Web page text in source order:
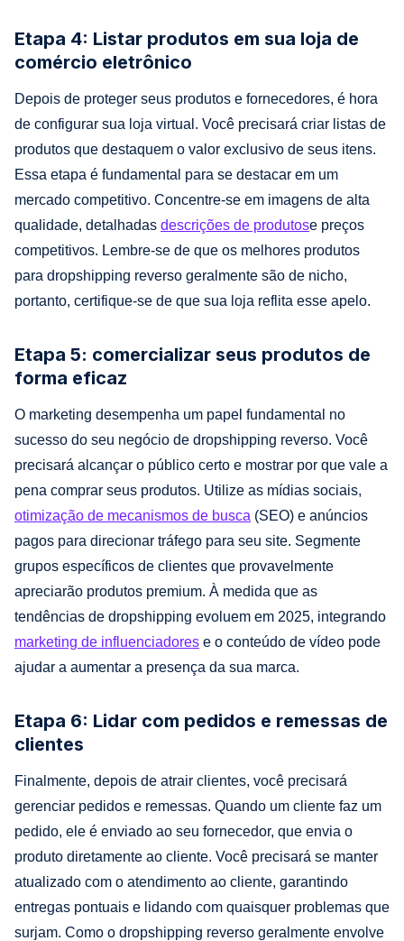
Etapa 4: Listar produtos em sua loja de
comércio eletrônico
Depois de proteger seus produtos e fornecedores, é hora
de configurar sua loja virtual. Você precisará criar listas de
produtos que destaquem o valor exclusivo de seus itens.
Essa etapa é fundamental para se destacar em um
mercado competitivo. Concentre-se em imagens de alta
qualidade, detalhadas descrições de produtose preços
competitivos. Lembre-se de que os melhores produtos
para dropshipping reverso geralmente são de nicho,
portanto, certifique-se de que sua loja reflita esse apelo.
Etapa 5: comercializar seus produtos de
forma eficaz
O marketing desempenha um papel fundamental no
sucesso do seu negócio de dropshipping reverso. Você
precisará alcançar o público certo e mostrar por que vale a
pena comprar seus produtos. Utilize as mídias sociais,
otimização de mecanismos de busca (SEO) e anúncios
pagos para direcionar tráfego para seu site. Segmente
grupos específicos de clientes que provavelmente
apreciarão produtos premium. À medida que as
tendências de dropshipping evoluem em 2025, integrando
marketing de influenciadores e o conteúdo de vídeo pode
ajudar a aumentar a presença da sua marca.
Etapa 6: Lidar com pedidos e remessas de
clientes
Finalmente, depois de atrair clientes, você precisará
gerenciar pedidos e remessas. Quando um cliente faz um
pedido, ele é enviado ao seu fornecedor, que envia o
produto diretamente ao cliente. Você precisará se manter
atualizado com o atendimento ao cliente, garantindo
entregas pontuais e lidando com quaisquer problemas que
surjam. Como o dropshipping reverso geralmente envolve